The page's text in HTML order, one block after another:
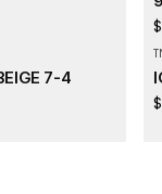
7-4